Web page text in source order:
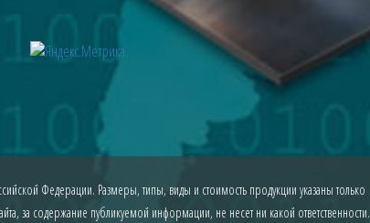
Федерации. Размеры, типы, виды и стоимость продукции указаны только
за содержание публикуемой информации, не несет ни какой ответственности.